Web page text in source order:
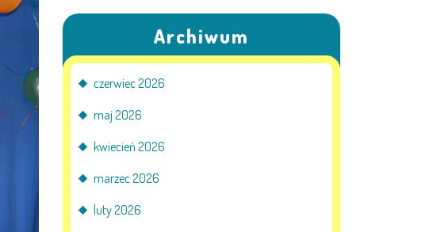
Archiwum
czerwiec 2026
maj 2026
kwiecień 2026
marzec 2026
luty 2026